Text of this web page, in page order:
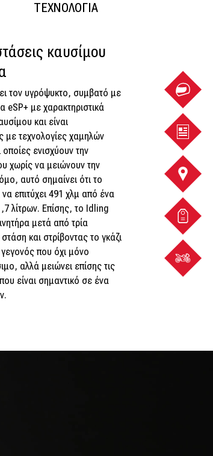
TEST
RIDE
ΤΕΧΝΟΛΟΓΙΑ
καυσίμου
τον υγρόψυκτο, συμβατό με
eSP+ με χαρακτηριστικά
και είναι
με τεχνολογίες χαμηλών
ενισχύουν την
χωρίς να μειώνουν την
αυτό σημαίνει ότι το
επιτύχει 491 χλμ από ένα
λίτρων. Επίσης, το Idling
μετά από τρία
και στρίβοντας το γκάζι
γεγονός που όχι μόνο
αλλά μειώνει επίσης τις
είναι σημαντικό σε ένα